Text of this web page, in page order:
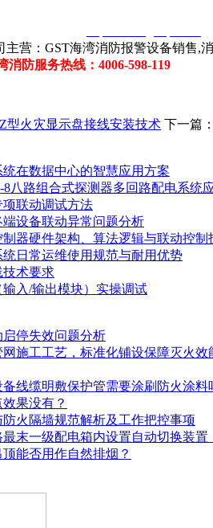
：GST海湾消防报警设备销售,消
消防服务热线：4006-598-119
型火灾显示盘接线安装技术 下一篇：
在数据中心的智慧应用方案
8八路组合式探测器多回路配电系统
联动调试方法
设备联动异常问题分析
器硬件架构、算法逻辑与联动控制
日常运维使用规范与耐用优势
技术要求
入/输出模块）实操调试
停失效问题分析
施工工艺，标准化铺设保障灭火效
线缆明敷保护管需要涂刷防火涂料
果没有？
火隔墙规范解析及工作把控事项
末一级配电箱内设置自动切换装置
能否用作自然排烟？